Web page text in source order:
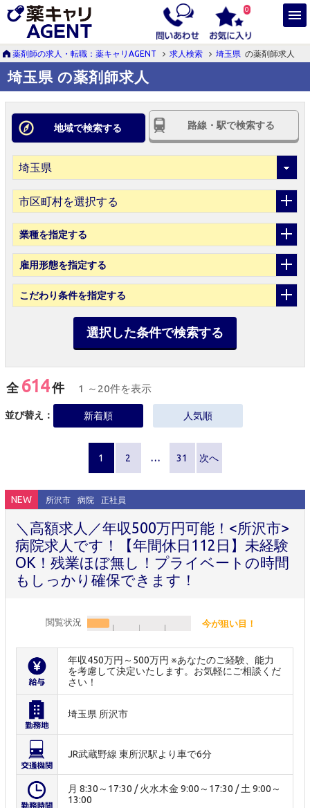
0
薬剤師の求人・転職：薬キャリAGENT 求人検索 埼玉県 の薬剤師求人
埼玉県 の薬剤師求人
地域で検索する 路線・駅で検索する
市区町村を選択する
業種を指定する
雇用形態を指定する
こだわり条件を指定する
選択した条件で検索する
全 614件 1 ～20件を表示
並び替え： 新着順 人気順
1 2 … 31 次へ
NEW 所沢市 病院 正社員
＼高額求人／年収500万円可能！<所沢市>
病院求人です！【年間休日112日】未経験
OK！残業ほぼ無し！プライベートの時間
もしっかり確保できます！
閲覧状況 今が狙い目！
年収450万円～500万円 ※あなたのご経験、能力
を考慮して決定いたします。お気軽にご相談くだ
さい！
埼玉県 所沢市
JR武蔵野線 東所沢駅より車で6分
月 8:30～17:30 / 火水木金 9:00～17:30 / 土 9:00～
13:00